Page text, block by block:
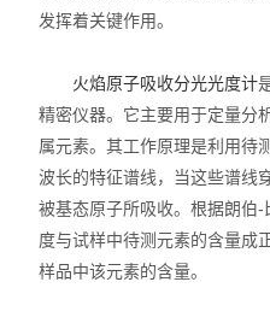
水分仪/通用仪器/实验家
原子荧光光度计-X荧光
ICP光谱仪/电感耦合光
发挥着关键作用。
火焰原子吸收分光光度计
精密仪器。它主要用于定量分
属元素。其工作原理是利用待
波长的特征谱线，当这些谱线
被基态原子所吸收。根据朗伯
度与试样中待测元素的含量成
样品中该元素的含量。